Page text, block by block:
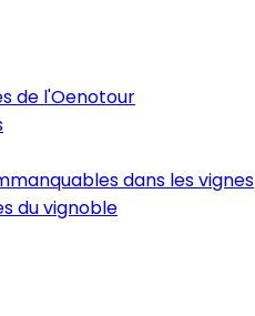
de l'Oenotour
dans les vignes
du vignoble